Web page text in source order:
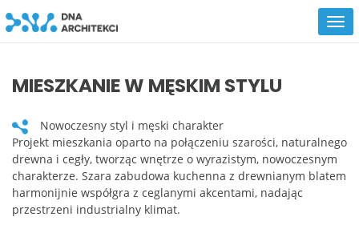
MIESZKANIE W MĘSKIM STYLU
Nowoczesny styl i męski charakter
Projekt mieszkania oparto na połączeniu szarości, naturalnego
drewna i cegły, tworząc wnętrze o wyrazistym, nowoczesnym
charakterze. Szara zabudowa kuchenna z drewnianym blatem
harmonijnie współgra z ceglanymi akcentami, nadając
przestrzeni industrialny klimat.